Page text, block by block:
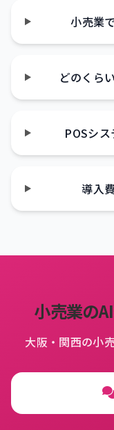
小売業
どのくら
POSシ
導入
小売業の
大阪・関西の小